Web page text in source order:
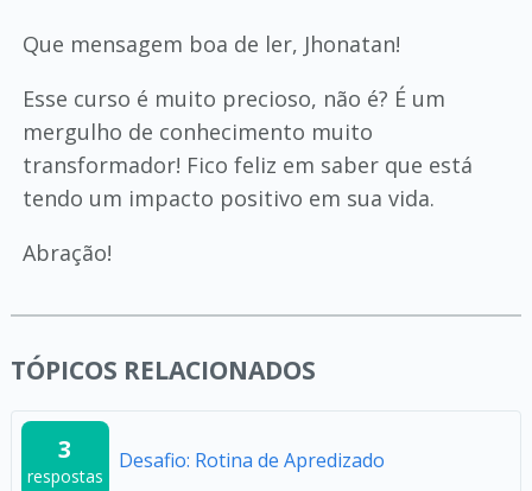
Que mensagem boa de ler, Jhonatan!
Esse curso é muito precioso, não é? É um
mergulho de conhecimento muito
transformador! Fico feliz em saber que está
tendo um impacto positivo em sua vida.
Abração!
TÓPICOS RELACIONADOS
3
respostas
Desafio: Rotina de Apredizado